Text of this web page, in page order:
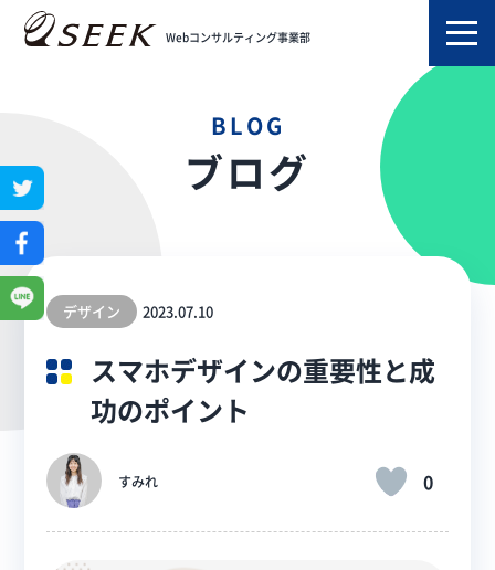
Webコンサルティング事業部
TOP
BLOG
ブログ
デザイン 2023.07.10
スマホデザインの重要性と成
功のポイント
すみれ 0